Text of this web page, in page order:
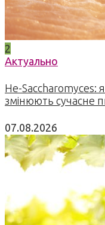
2
Актуально
Не-Saccharomyces:
змінюють сучасне
07.08.2026